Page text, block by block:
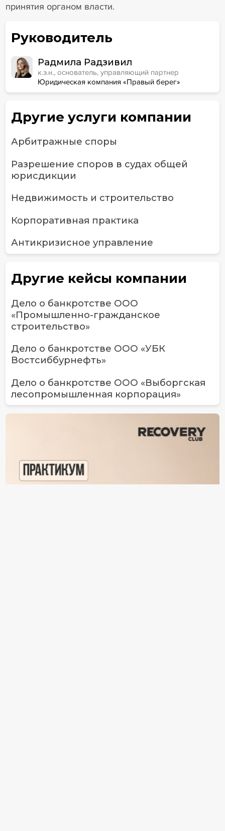
принятия органом власти.
Руководитель
Радмила Радзивил
к.э.н., основатель, управляющий партнер
Юридическая компания «Правый берег»
Другие услуги компании
Арбитражные споры
Разрешение споров в судах общей
юрисдикции
Недвижимость и строительство
Корпоративная практика
Антикризисное управление
Другие кейсы компании
Дело о банкротстве ООО
«Промышленно-гражданское
строительство»
Дело о банкротстве ООО «УБК
Востсиббурнефть»
Дело о банкротстве ООО «Выборгская
лесопромышленная корпорация»